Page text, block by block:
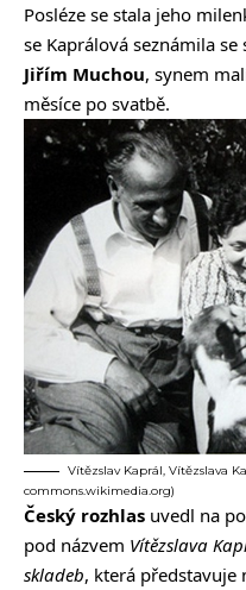
Posléze se stala jeho
se Kaprálová seznámila
Jiřím Muchou, synem
měsíce po svatbě.
Vítězslav Kaprál, Vítězslava
commons.wikimedia.org)
Český rozhlas uvedl na
pod názvem Vítězslava
skladeb, která představuje